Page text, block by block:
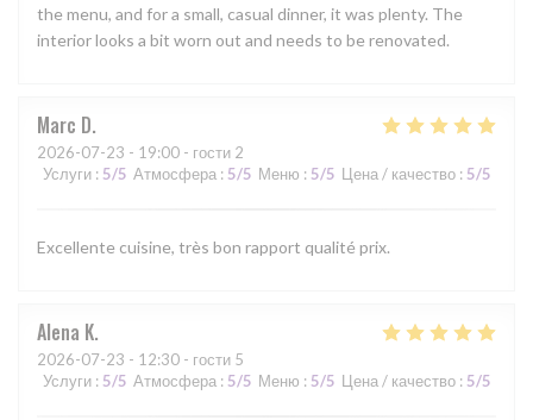
the menu, and for a small, casual dinner, it was plenty. The
interior looks a bit worn out and needs to be renovated.
Marc D
2026-07-23 - 19:00 - гости 2
Услуги : 5/5 Атмосфера : 5/5 Меню : 5/5 Цена / качество : 5/5
Excellente cuisine, très bon rapport qualité prix.
Alena K
2026-07-23 - 12:30 - гости 5
Услуги : 5/5 Атмосфера : 5/5 Меню : 5/5 Цена / качество : 5/5